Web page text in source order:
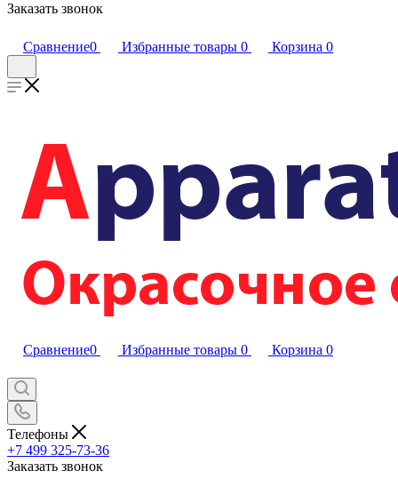
Заказать звонок
Сравнение0 Избранные товары 0 Корзина 0
Сравнение0 Избранные товары 0 Корзина 0
Телефоны
+7 499 325-73-36
Заказать звонок